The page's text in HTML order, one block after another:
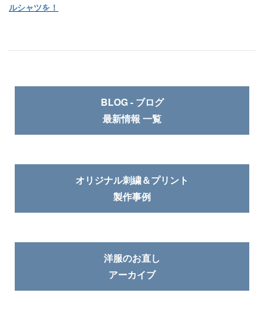
ルシャツを！
BLOG - ブログ
最新情報 一覧
オリジナル刺繍＆プリント
製作事例
洋服のお直し
アーカイブ